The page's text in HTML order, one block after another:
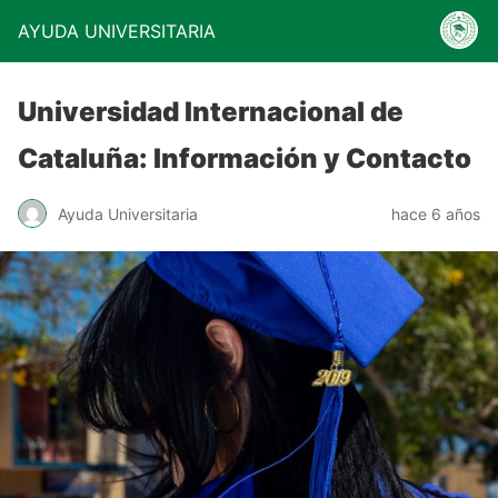
AYUDA UNIVERSITARIA
Universidad Internacional de
Cataluña: Información y Contacto
Ayuda Universitaria hace 6 años